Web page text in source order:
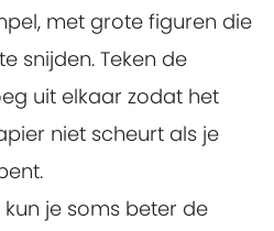
met grote figuren die
snijden. Teken de
uit elkaar zodat het
niet scheurt als je
kun je soms beter de